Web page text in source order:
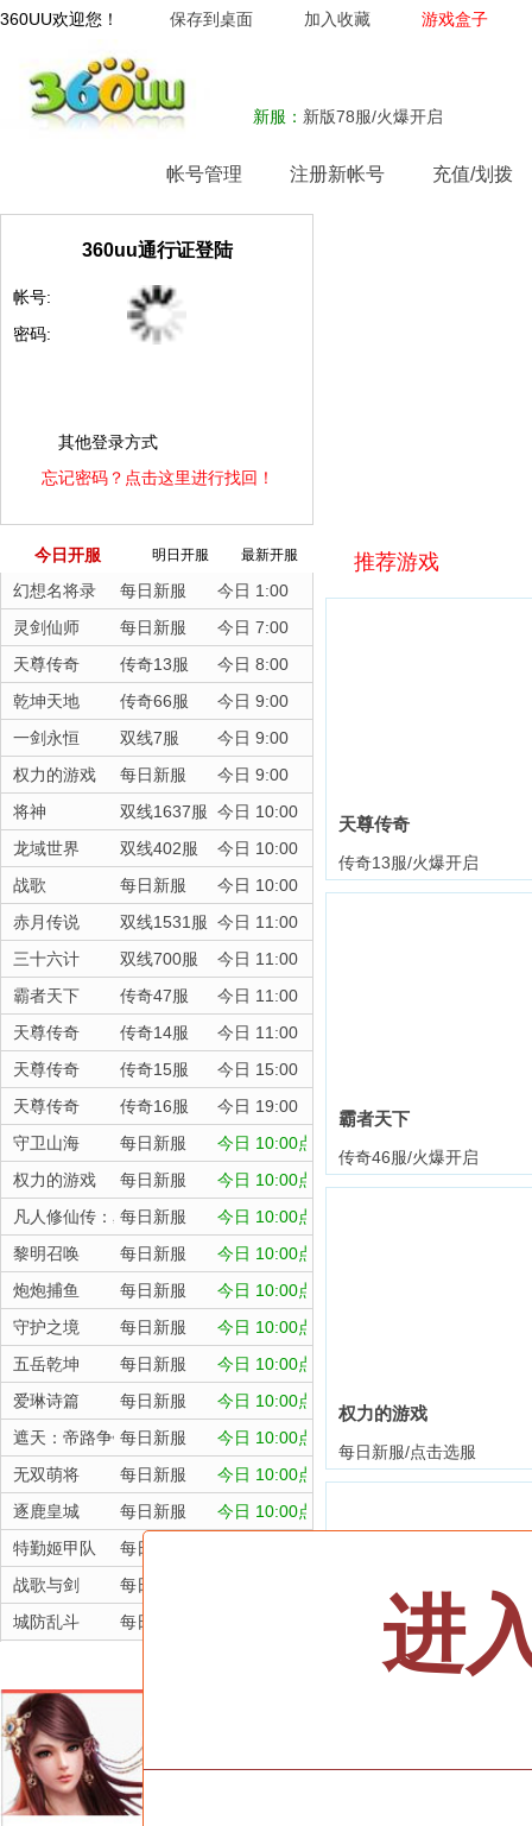
360UU欢迎您！ 保存到桌面 加入收藏 游戏盒子
新服： 新版78服/火爆开启
帐号管理 注册新帐号 充值/划拨
360uu通行证登陆
帐号:
密码:
其他登录方式
忘记密码？点击这里进行找回！
今日开服 明日开服 最新开服
幻想名将录 每日新服
今日 1:00
灵剑仙师
每日新服
今日 7:00
天尊传奇
传奇13服
今日 8:00
乾坤天地
传奇66服
今日 9:00
一剑永恒
双线7服
今日 9:00
权力的游戏
每日新服
今日 9:00
将神
双线1637服 今日 10:00
龙域世界
双线402服
今日 10:00
战歌
每日新服
今日 10:00
赤月传说
双线1531服 今日 11:00
三十六计
双线700服
今日 11:00
霸者天下
传奇47服
今日 11:00
天尊传奇
传奇14服
今日 11:00
天尊传奇
传奇15服
今日 15:00
天尊传奇
传奇16服
今日 19:00
守卫山海
每日新服
今日 10:00点
权力的游戏
每日新服
今日 10:00点
凡人修仙传：星海飞驰
每日新服
今日 10:00点
黎明召唤
每日新服
今日 10:00点
炮炮捕鱼
每日新服
今日 10:00点
守护之境
每日新服
今日 10:00点
五岳乾坤
每日新服
今日 10:00点
爱琳诗篇
每日新服
今日 10:00点
遮天：帝路争锋每日新服
今日 10:00点
无双萌将
每日新服
今日 10:00点
逐鹿皇城
每日新服
今日 10:00点
特勤姬甲队
每日新服
战歌与剑
每日新服
城防乱斗
每日新服
晴空双子
每日新服
深渊契约
坠落守望者
每日新服
今日 10:00点
正中靶心
每日新服
推荐游戏
天尊传奇
传奇13服/火爆开启
霸者天下
传奇46服/火爆开启
权力的游戏
每日新服/点击选服
进